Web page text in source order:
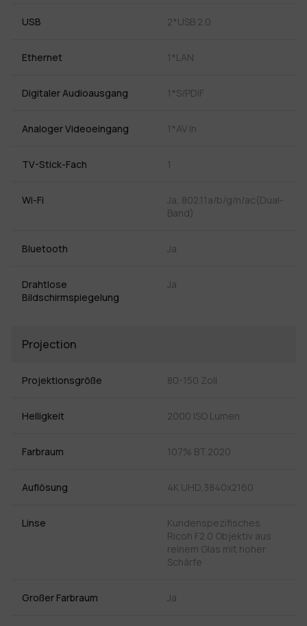
USB 2*USB 2.0
Ethernet 1*LAN
Digitaler Audioausgang 1*S/PDIF
Analoger Videoeingang 1*AV In
TV-Stick-Fach 1
Wi-Fi
Ja, 802.11a/b/g/n/ac(Dual-
Band)
Bluetooth Ja
Drahtlose
Bildschirmspiegelung
Ja
Projection
Projektionsgröße 80-150 Zoll
Helligkeit 2000 ISO Lumen
Farbraum 107% BT.2020
Auflösung 4K UHD,3840x2160
Linse
Kundenspezifisches
Ricoh F2.0 Objektiv aus
reinem Glas mit hoher
Schärfe
Großer Farbraum Ja